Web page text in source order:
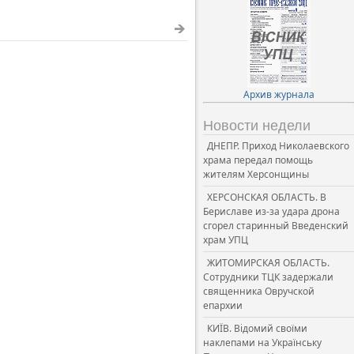
Архив журнала
Новости недели
ДНЕПР. Приход Николаевского
храма передал помощь
жителям Херсонщины
ХЕРСОНСКАЯ ОБЛАСТЬ. В
Бериславе из-за удара дрона
сгорел старинный Введенский
храм УПЦ
ЖИТОМИРСКАЯ ОБЛАСТЬ.
Сотрудники ТЦК задержали
священника Овручской
епархии
КИЇВ. Відомий своїми
наклепами на Українську